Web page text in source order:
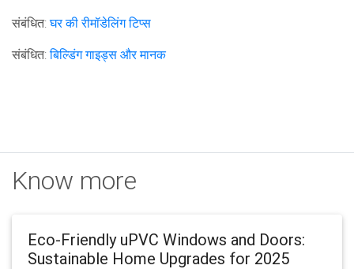
संबंधित:घर की रीमॉडेलिंग टिप्स
संबंधित:बिल्डिंग गाइड्स और मानक
Know more
Eco-Friendly uPVC Windows and Doors:
Sustainable Home Upgrades for 2025